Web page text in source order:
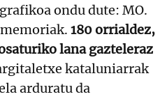
ondu dute: MO.
180 orrialdez,
lana gazteleraz
kataluniarrak
arduratu da